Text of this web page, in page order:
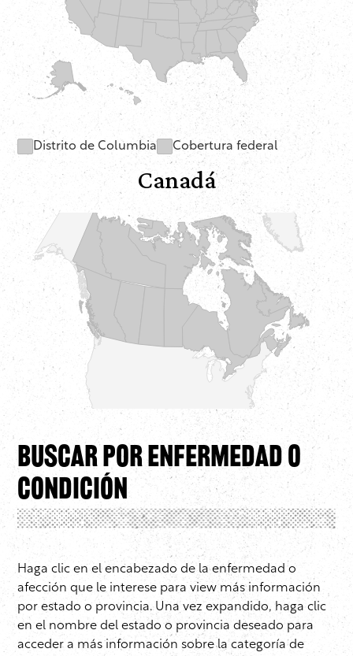
Distrito de Columbia Cobertura federal
Canadá
Buscar por enfermedad o
condición
Haga clic en el encabezado de la enfermedad o
afección que le interese para view más información
por estado o provincia. Una vez expandido, haga clic
en el nombre del estado o provincia deseado para
acceder a más información sobre la categoría de